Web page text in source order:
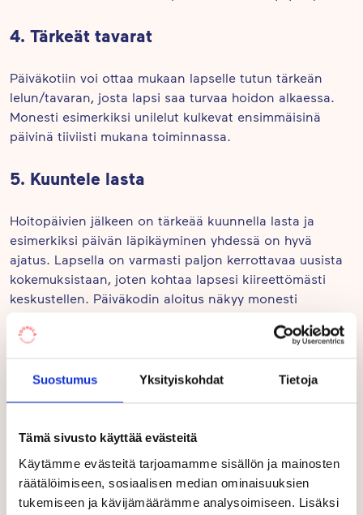
Suostumus Yksityiskohdat Tietoja
Tämä sivusto käyttää evästeitä
Käytämme evästeitä tarjoamamme sisällön ja mainosten
räätälöimiseen, sosiaalisen median ominaisuuksien
tukemiseen ja kävijämäärämme analysoimiseen. Lisäksi
4. Tärkeät tavarat
Päiväkotiin voi ottaa mukaan lapselle tutun tärkeän
lelun/tavaran, josta lapsi saa turvaa hoidon alkaessa.
Monesti esimerkiksi unilelut kulkevat ensimmäisinä
päivinä tiiviisti mukana toiminnassa.
5. Kuuntele lasta
Hoitopäivien jälkeen on tärkeää kuunnella lasta ja
esimerkiksi päivän läpikäyminen yhdessä on hyvä
ajatus. Lapsella on varmasti paljon kerrottavaa uusista
kokemuksistaan, joten kohtaa lapsesi kiireettömästi
keskustellen. Päiväkodin aloitus näkyy monesti
väsymyksenä, joten aluksi arki-illat kannattaa rauhoittaa
muulta ohjelmalta.
+ 1 Kysy ja keskustele
Tärkeimpänä asiana näen jatkuvan avoimen
keskustelun päiväkodin ja kodin välillä. Kertokaa ja
kysykää siis rohkeasti mieltä askarruttavista asioista.